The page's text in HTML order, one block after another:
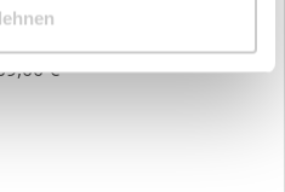
Weißlack
€*